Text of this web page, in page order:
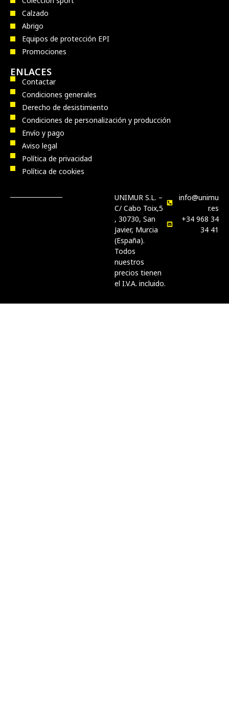
Calzado
Abrigo
Equipos de protección EPI
Promociones
ENLACES
Contactar
Condiciones generales
Derecho de desistimiento
Condiciones de personalización y producción
Envío y pago
Aviso legal
Política de privacidad
Política de cookies
UNIMUR S.L. –
C/ Cabo Toix,5
, 30730, San
Javier, Murcia
(España).
Todos
nuestros
precios tienen
el I.V.A. incluido.
info@unimu
r.es
+34 968 34
34 41